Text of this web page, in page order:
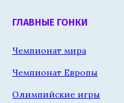
ГЛАВНЫЕ ГОНКИ
Чемпионат мира
Чемпионат Европы
Олимпийские игры